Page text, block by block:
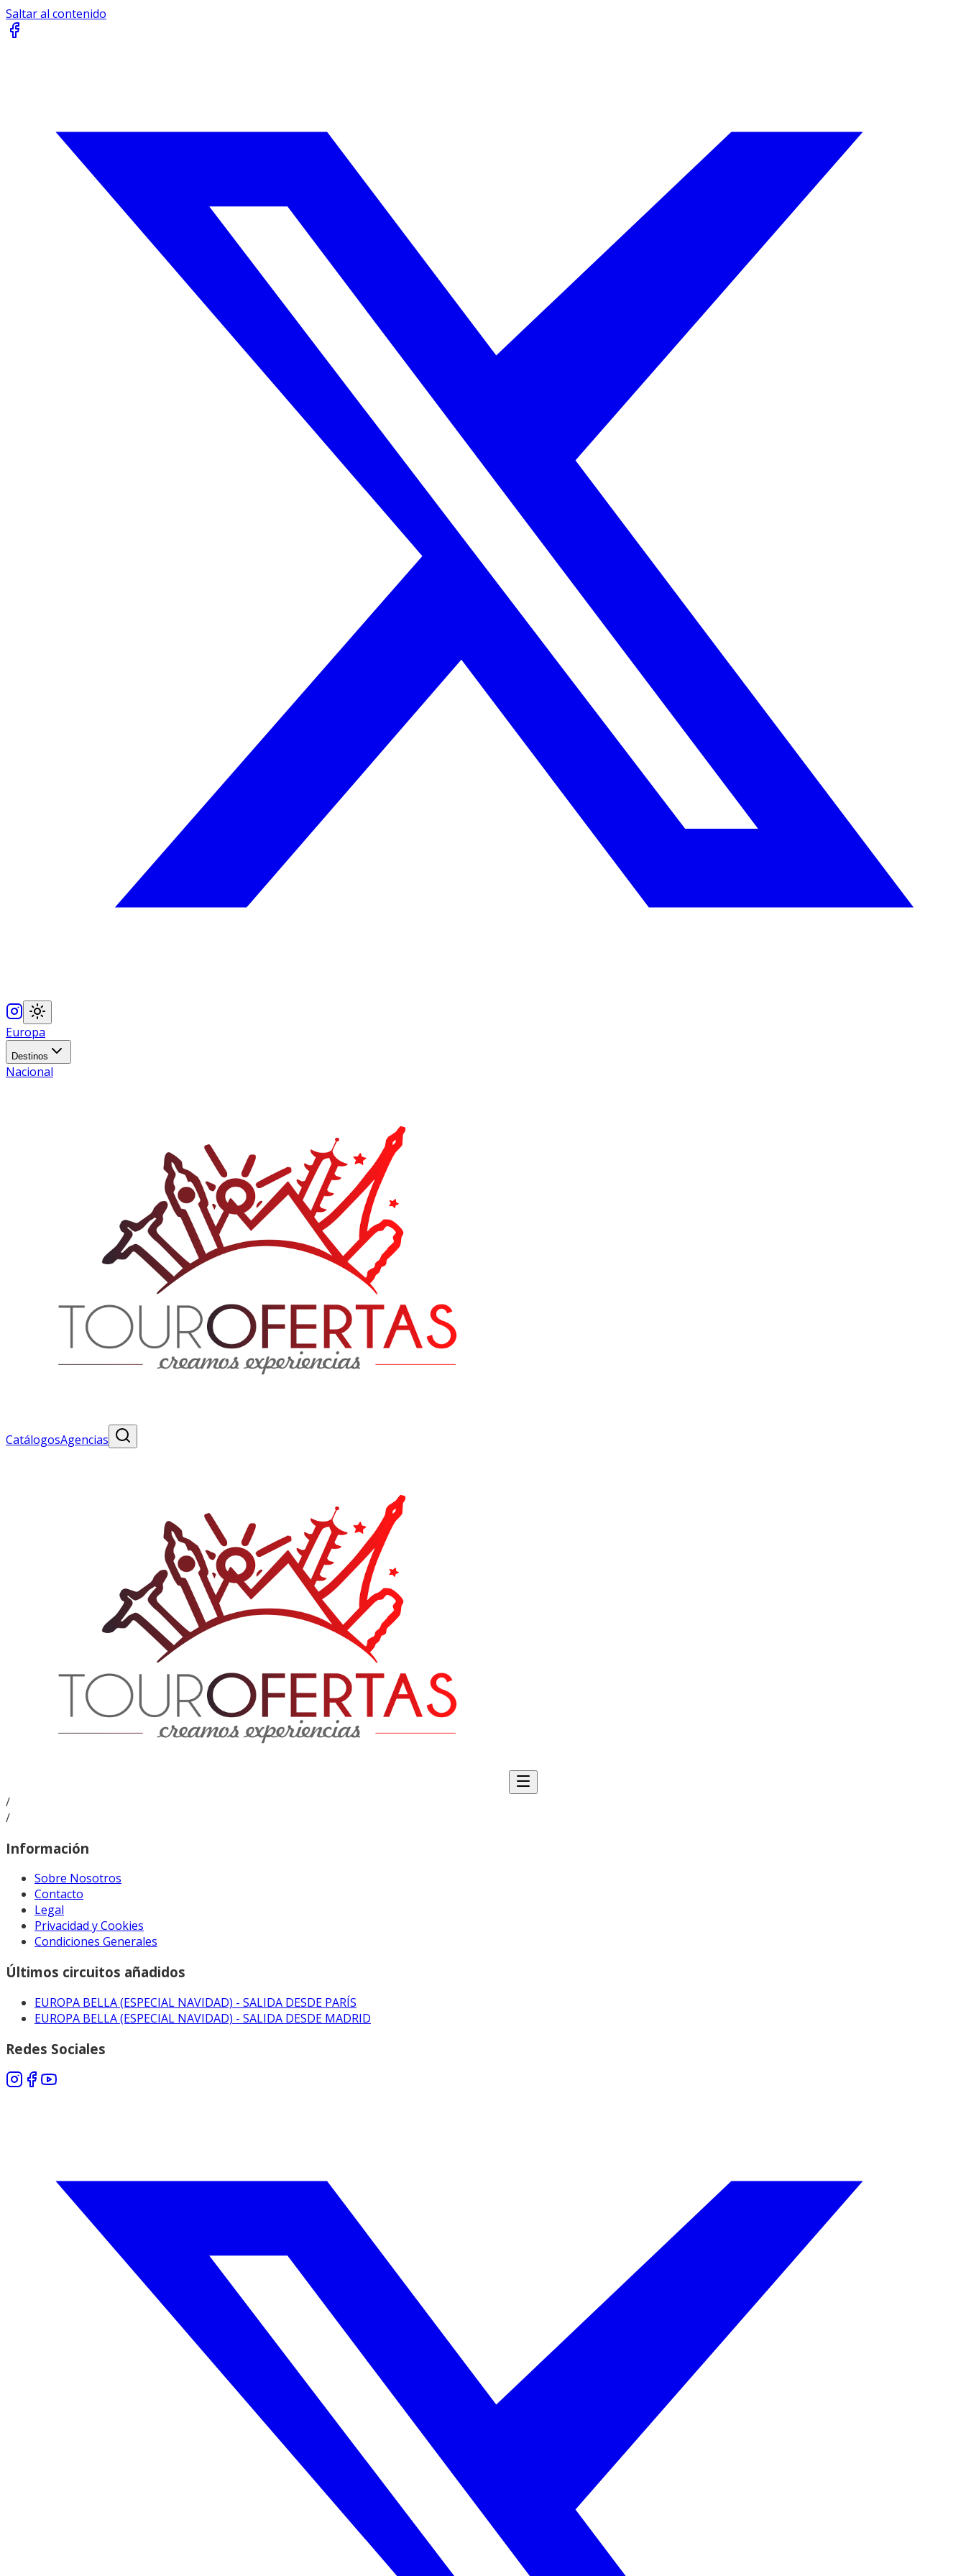
Saltar al contenido
Europa
Destinos
Nacional
CatálogosAgencias
/
/
Información
Sobre Nosotros
Contacto
Legal
Privacidad y Cookies
Condiciones Generales
Últimos circuitos añadidos
EUROPA BELLA (ESPECIAL NAVIDAD) - SALIDA DESDE PARÍS
EUROPA BELLA (ESPECIAL NAVIDAD) - SALIDA DESDE MADRID
Redes Sociales